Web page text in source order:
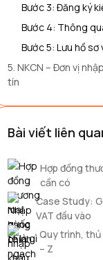
Bước 3: Đăng ký
Bước 4: Thông
Bước 5: Lưu hồ
5. NKCN – Đơn vị
tín
Bài viết liên
Hợp đồng
cần có
Case Study:
VAT đầu vào
Quy trình,
– Z